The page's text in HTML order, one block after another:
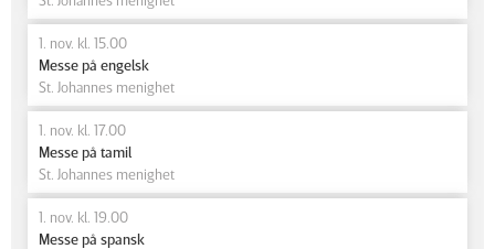
1. nov. kl. 15.00
Messe på engelsk
St. Johannes menighet
1. nov. kl. 17.00
Messe på tamil
St. Johannes menighet
1. nov. kl. 19.00
Messe på spansk